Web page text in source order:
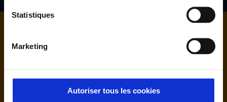
Statistiques
Marketing
Autoriser tous les cookies
Nous contacter